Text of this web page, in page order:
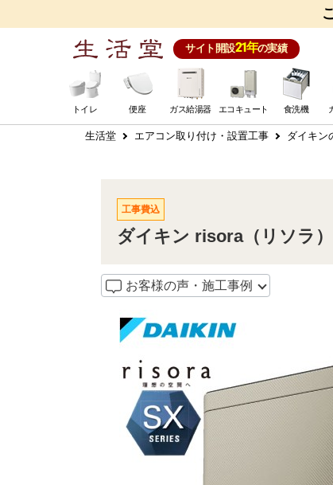
サイト開設21年の実績
トイレ 便座 ガス給湯器 エコキュート 食洗機
生活堂 エアコン取り付け・設置工事 ダイキン
工事費込
ダイキン risora（リソラ
お客様の声・施工事例